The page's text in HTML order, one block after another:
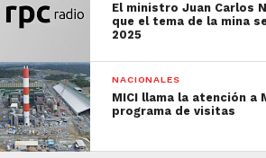
El ministro Juan Carlos
que el tema de la mina
2025
NACIONALES
MICI llama la atención a
programa de visitas